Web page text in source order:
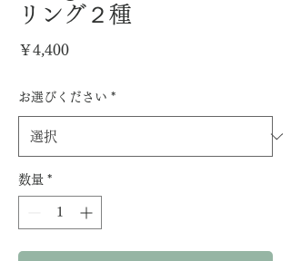
リング２種
￥4,400価
お選びください *
数量 *